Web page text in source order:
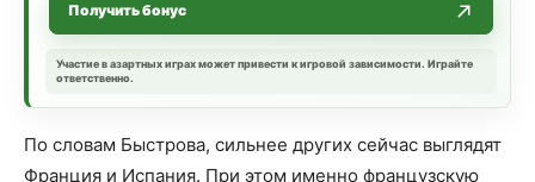
Получить бонус
Участие в азартных играх может привести к игровой зависимости. Играйте
ответственно.
По словам Быстрова, сильнее других сейчас выглядят
Франция и Испания. При этом именно французскую